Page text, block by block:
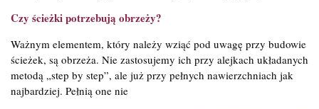
Czy ścieżki potrzebują obrzeży?
Ważnym elementem, który należy wziąć pod uwagę przy budowie
ścieżek, są obrzeża. Nie zastosujemy ich przy alejkach układanych
metodą „step by step”, ale już przy pełnych nawierzchniach jak
najbardziej. Pełnią one nie